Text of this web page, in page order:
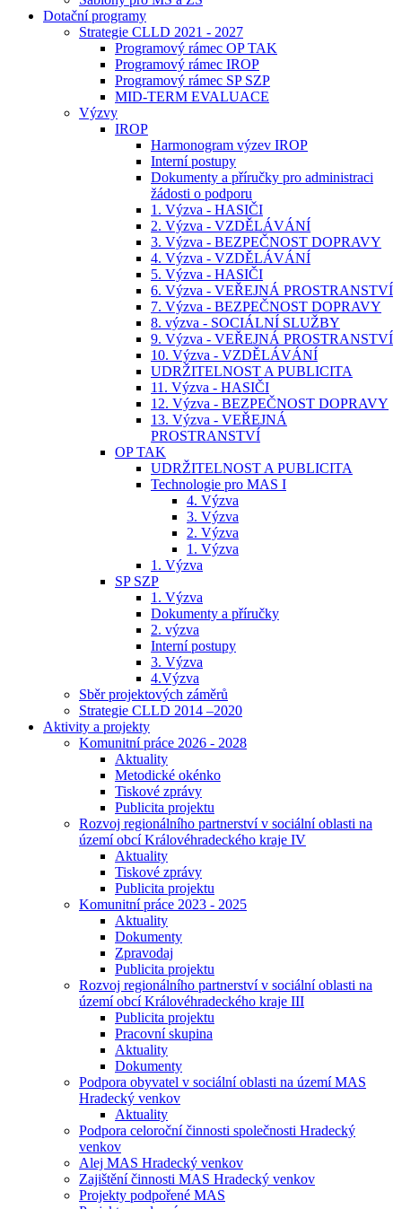
Dotační programy
Strategie CLLD 2021 - 2027
Programový rámec OP TAK
Programový rámec IROP
Programový rámec SP SZP
MID-TERM EVALUACE
Výzvy
IROP
Harmonogram výzev IROP
Interní postupy
Dokumenty a příručky pro administraci
žádosti o podporu
1. Výzva - HASIČI
2. Výzva - VZDĚLÁVÁNÍ
3. Výzva - BEZPEČNOST DOPRAVY
4. Výzva - VZDĚLÁVÁNÍ
5. Výzva - HASIČI
6. Výzva - VEŘEJNÁ PROSTRANSTVÍ
7. Výzva - BEZPEČNOST DOPRAVY
8. výzva - SOCIÁLNÍ SLUŽBY
9. Výzva - VEŘEJNÁ PROSTRANSTVÍ
10. Výzva - VZDĚLÁVÁNÍ
UDRŽITELNOST A PUBLICITA
11. Výzva - HASIČI
12. Výzva - BEZPEČNOST DOPRAVY
13. Výzva - VEŘEJNÁ
PROSTRANSTVÍ
OP TAK
UDRŽITELNOST A PUBLICITA
Technologie pro MAS I
4. Výzva
3. Výzva
2. Výzva
1. Výzva
1. Výzva
SP SZP
1. Výzva
Dokumenty a příručky
2. výzva
Interní postupy
3. Výzva
4.Výzva
Sběr projektových záměrů
Strategie CLLD 2014 –2020
Aktivity a projekty
Komunitní práce 2026 - 2028
Aktuality
Metodické okénko
Tiskové zprávy
Publicita projektu
Rozvoj regionálního partnerství v sociální oblasti na
území obcí Královéhradeckého kraje IV
Aktuality
Tiskové zprávy
Publicita projektu
Komunitní práce 2023 - 2025
Aktuality
Dokumenty
Zpravodaj
Publicita projektu
Rozvoj regionálního partnerství v sociální oblasti na
území obcí Královéhradeckého kraje III
Publicita projektu
Pracovní skupina
Aktuality
Dokumenty
Podpora obyvatel v sociální oblasti na území MAS
Hradecký venkov
Aktuality
Podpora celoroční činnosti společnosti Hradecký
venkov
Alej MAS Hradecký venkov
Zajištění činnosti MAS Hradecký venkov
Projekty podpořené MAS